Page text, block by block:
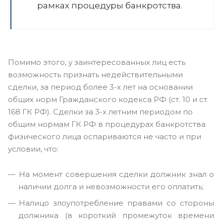
рамках процедуры банкротства.
Помимо этого, у заинтересованных лиц есть
возможность признать недействительными
сделки, за период более 3-х лет на основании
общих норм Гражданского кодекса РФ (ст. 10 и ст.
168 ГК РФ). Сделки за 3-х летним периодом по
общим нормам ГК РФ в процедурах банкротства
физического лица оспариваются не часто и при
условии, что:
На момент совершения сделки должник знал о
наличии долга и невозможности его оплатить;
Налицо злоупотребление правами со стороны
должника (в короткий промежуток времени